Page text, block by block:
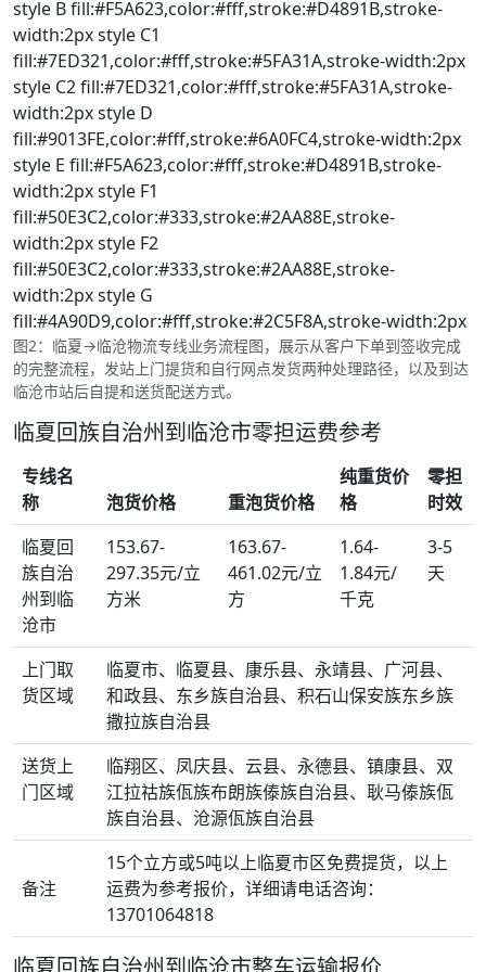
style B fill:#F5A623,color:#fff,stroke:#D4891B,stroke-
width:2px style C1
fill:#7ED321,color:#fff,stroke:#5FA31A,stroke-width:2px
style C2 fill:#7ED321,color:#fff,stroke:#5FA31A,stroke-
width:2px style D
fill:#9013FE,color:#fff,stroke:#6A0FC4,stroke-width:2px
style E fill:#F5A623,color:#fff,stroke:#D4891B,stroke-
width:2px style F1
fill:#50E3C2,color:#333,stroke:#2AA88E,stroke-
width:2px style F2
fill:#50E3C2,color:#333,stroke:#2AA88E,stroke-
width:2px style G
fill:#4A90D9,color:#fff,stroke:#2C5F8A,stroke-width:2px
图2：临夏→临沧物流专线业务流程图，展示从客户下单到签收完成
的完整流程，发站上门提货和自行网点发货两种处理路径，以及到达
临沧市站后自提和送货配送方式。
临夏回族自治州到临沧市零担运费参考
专线名
称
泡货价格 重泡货价格
纯重货价
格
零担
时效
临夏回
族自治
州到临
沧市
153.67-
297.35元/立
方米
163.67-
461.02元/立
方
1.64-
1.84元/
千克
3-5
天
上门取
货区域
临夏市、临夏县、康乐县、永靖县、广河县、
和政县、东乡族自治县、积石山保安族东乡族
撒拉族自治县
送货上
门区域
临翔区、凤庆县、云县、永德县、镇康县、双
江拉祜族佤族布朗族傣族自治县、耿马傣族佤
族自治县、沧源佤族自治县
备注
15个立方或5吨以上临夏市区免费提货，以上
运费为参考报价，详细请电话咨询：
13701064818